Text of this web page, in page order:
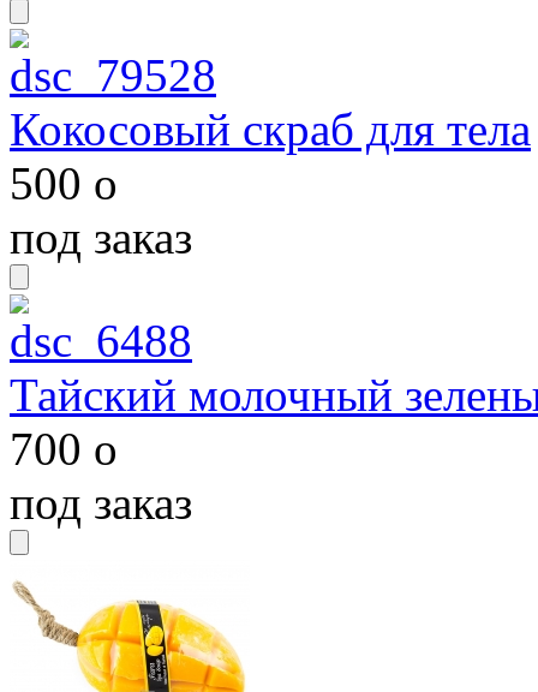
Кокосовый скраб для тела
500 o
под заказ
Тайский молочный
700 o
под заказ